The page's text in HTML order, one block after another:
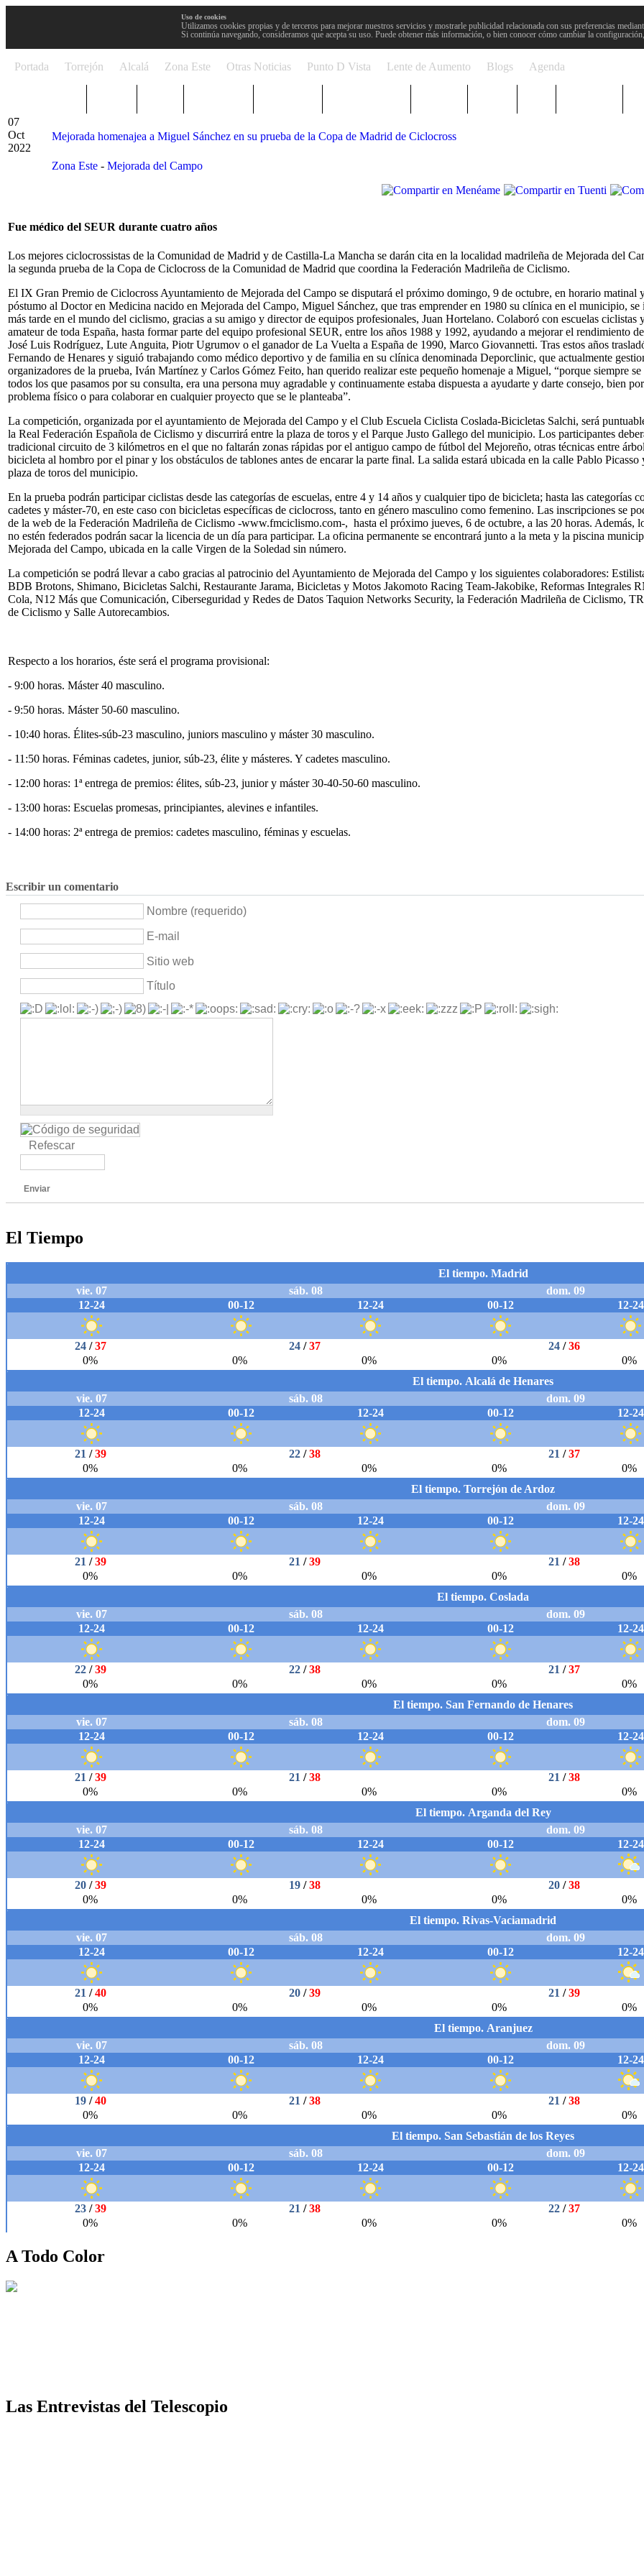
Uso de cookies
Utilizamos cookies propias y de terceros para mejorar nuestros servicios y mostrarle publicidad relacionada con sus preferencias
Si continúa navegando, consideramos que acepta su uso. Puede obtener más información, o bien conocer cómo cambiar la
Portada Torrejón Alcalá Zona Este Otras Noticias Punto D Vista Lente de Aumento Blogs Agenda
07
Oct
2022
Mejorada homenajea a Miguel Sánchez en su prueba de la Copa de Madrid de Ciclocross
Zona Este - Mejorada del Campo
Fue médico del SEUR durante cuatro años
Los mejores ciclocrossistas de la Comunidad de Madrid y de Castilla-La Mancha se darán cita en la localidad madrileña de Mejorada del
la segunda prueba de la Copa de Ciclocross de la Comunidad de Madrid que coordina la Federación Madrileña de Ciclismo.
El IX Gran Premio de Ciclocross Ayuntamiento de Mejorada del Campo se disputará el próximo domingo, 9 de octubre, en horario matinal
póstumo al Doctor en Medicina nacido en Mejorada del Campo, Miguel Sánchez, que tras emprender en 1980 su clínica en el municipio, se
más tarde en el mundo del ciclismo, gracias a su amigo y director de equipos profesionales, Juan Hortelano. Colaboró con escuelas ciclistas
amateur de toda España, hasta formar parte del equipo profesional SEUR, entre los años 1988 y 1992, ayudando a mejorar el rendimiento
José Luis Rodríguez, Lute Anguita, Piotr Ugrumov o el ganador de La Vuelta a España de 1990, Marco Giovannetti. Tras estos años
Fernando de Henares y siguió trabajando como médico deportivo y de familia en su clínica denominada Deporclinic, que actualmente
organizadores de la prueba, Iván Martínez y Carlos Gómez Feito, han querido realizar este pequeño homenaje a Miguel, “porque siempre
todos los que pasamos por su consulta, era una persona muy agradable y continuamente estaba dispuesta a ayudarte y darte consejo, bien
problema físico o para colaborar en cualquier proyecto que se le planteaba”.
La competición, organizada por el ayuntamiento de Mejorada del Campo y el Club Escuela Ciclista Coslada-Bicicletas Salchi, será
la Real Federación Española de Ciclismo y discurrirá entre la plaza de toros y el Parque Justo Gallego del municipio. Los participantes
tradicional circuito de 3 kilómetros en el que no faltarán zonas rápidas por el antiguo campo de fútbol del Mejoreño, otras técnicas entre
bicicleta al hombro por el pinar y los obstáculos de tablones antes de encarar la parte final. La salida estará ubicada en la calle Pablo Picasso
plaza de toros del municipio.
En la prueba podrán participar ciclistas desde las categorías de escuelas, entre 4 y 14 años y cualquier tipo de bicicleta; hasta las categorías
cadetes y máster-70, en este caso con bicicletas específicas de ciclocross, tanto en género masculino como femenino. Las inscripciones se
de la web de la Federación Madrileña de Ciclismo -www.fmciclismo.com-, hasta el próximo jueves, 6 de octubre, a las 20 horas. Además,
no estén federados podrán sacar la licencia de un día para participar. La oficina permanente se encontrará junto a la meta y la piscina
Mejorada del Campo, ubicada en la calle Virgen de la Soledad sin número.
La competición se podrá llevar a cabo gracias al patrocinio del Ayuntamiento de Mejorada del Campo y los siguientes colaboradores:
BDB Brotons, Shimano, Bicicletas Salchi, Restaurante Jarama, Bicicletas y Motos Jakomoto Racing Team-Jakobike, Reformas Integrales
Cola, N12 Más que Comunicación, Ciberseguridad y Redes de Datos Taquion Networks Security, la Federación Madrileña de Ciclismo,
de Ciclismo y Salle Autorecambios.
Respecto a los horarios, éste será el programa provisional:
- 9:00 horas. Máster 40 masculino.
- 9:50 horas. Máster 50-60 masculino.
- 10:40 horas. Élites-súb-23 masculino, juniors masculino y máster 30 masculino.
- 11:50 horas. Féminas cadetes, junior, súb-23, élite y másteres. Y cadetes masculino.
- 12:00 horas: 1ª entrega de premios: élites, súb-23, junior y máster 30-40-50-60 masculino.
- 13:00 horas: Escuelas promesas, principiantes, alevines e infantiles.
- 14:00 horas: 2ª entrega de premios: cadetes masculino, féminas y escuelas.
Escribir un comentario
Nombre (requerido)
E-mail
Sitio web
Título
Refescar
Enviar
El Tiempo
A Todo Color
Las Entrevistas del Telescopio